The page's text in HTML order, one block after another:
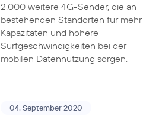
2.000 weitere 4G-Sender, die an
bestehenden Standorten für mehr
Kapazitäten und höhere
Surfgeschwindigkeiten bei der
mobilen Datennutzung sorgen.
04. September 2020